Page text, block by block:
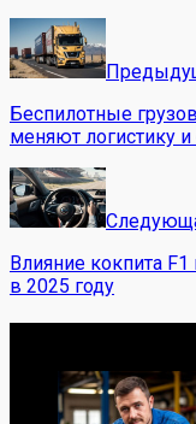
Беспилотные
меняют логистику
Влияние кокпита
в 2025 году